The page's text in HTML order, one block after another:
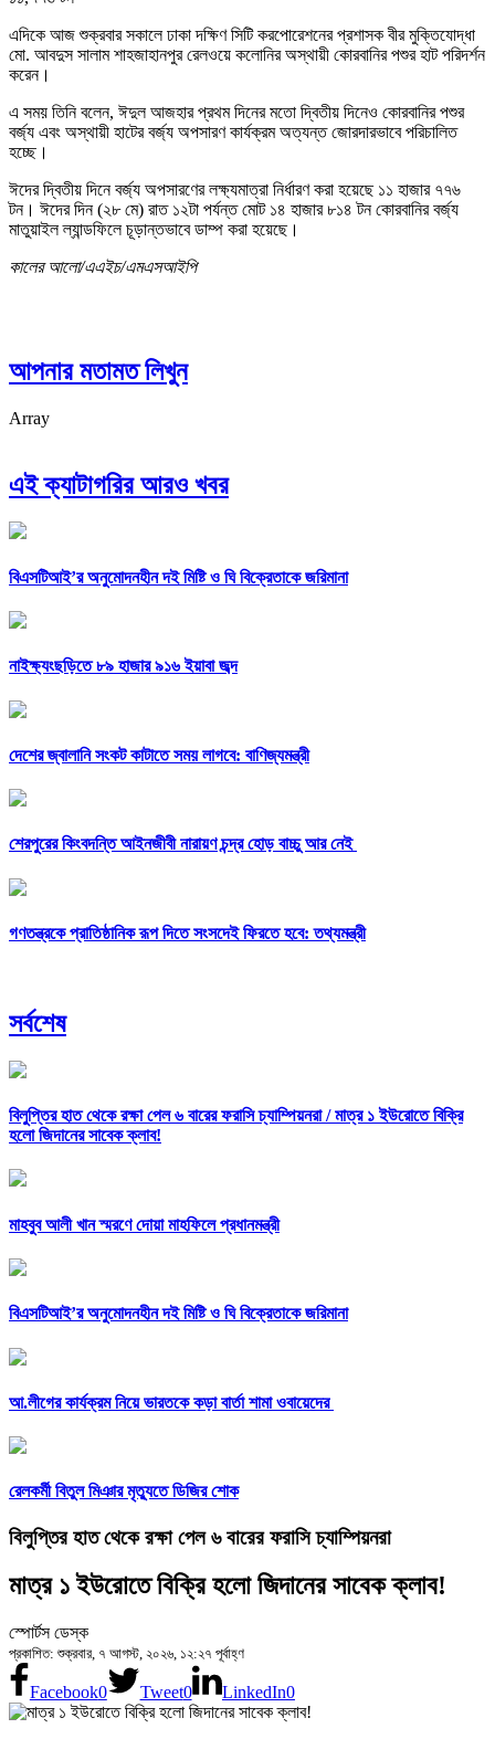
এদিকে আজ শুক্রবার সকালে ঢাকা দক্ষিণ সিটি করপোরেশনের প্রশাসক বীর মুক্তিযোদ্ধা
মো. আবদুস সালাম শাহজাহানপুর রেলওয়ে কলোনির অস্থায়ী কোরবানির পশুর হাট পরিদর্শন
করেন।
এ সময় তিনি বলেন, ঈদুল আজহার প্রথম দিনের মতো দ্বিতীয় দিনেও কোরবানির পশুর
বর্জ্য এবং অস্থায়ী হাটের বর্জ্য অপসারণ কার্যক্রম অত্যন্ত জোরদারভাবে পরিচালিত
হচ্ছে।
ঈদের দ্বিতীয় দিনে বর্জ্য অপসারণের লক্ষ্যমাত্রা নির্ধারণ করা হয়েছে ১১ হাজার ৭৭৬
টন। ঈদের দিন (২৮ মে) রাত ১২টা পর্যন্ত মোট ১৪ হাজার ৮১৪ টন কোরবানির বর্জ্য
মাতুয়াইল ল্যান্ডফিলে চূড়ান্তভাবে ডাম্প করা হয়েছে।
কালের আলো/এএইচ/এমএসআইপি
আপনার মতামত লিখুন
Array
এই ক্যাটাগরির আরও খবর
বিএসটিআই’র অনুমোদনহীন দই মিষ্টি ও ঘি বিক্রেতাকে জরিমানা
নাইক্ষ্যংছড়িতে ৮৯ হাজার ৯১৬ ইয়াবা জব্দ
দেশের জ্বালানি সংকট কাটাতে সময় লাগবে: বাণিজ্যমন্ত্রী
শেরপুরের কিংবদন্তি আইনজীবী নারায়ণ চন্দ্র হোড় বাচ্চু আর নেই
গণতন্ত্রকে প্রাতিষ্ঠানিক রূপ দিতে সংসদেই ফিরতে হবে: তথ্যমন্ত্রী
সর্বশেষ
বিলুপ্তির হাত থেকে রক্ষা পেল ৬ বারের ফরাসি চ্যাম্পিয়নরা /মাত্র ১ ইউরোতে বিক্রি
হলো জিদানের সাবেক ক্লাব!
মাহবুব আলী খান স্মরণে দোয়া মাহফিলে প্রধানমন্ত্রী
বিএসটিআই’র অনুমোদনহীন দই মিষ্টি ও ঘি বিক্রেতাকে জরিমানা
আ.লীগের কার্যক্রম নিয়ে ভারতকে কড়া বার্তা শামা ওবায়েদের
রেলকর্মী বিতুল মিঞার মৃত্যুতে ডিজির শোক
বিলুপ্তির হাত থেকে রক্ষা পেল ৬ বারের ফরাসি চ্যাম্পিয়নরা
মাত্র ১ ইউরোতে বিক্রি হলো জিদানের সাবেক ক্লাব!
স্পোর্টস ডেস্ক
প্রকাশিত: শুক্রবার, ৭ আগস্ট, ২০২৬, ১২:২৭ পূর্বাহ্ণ
Facebook0 Tweet0 LinkedIn0